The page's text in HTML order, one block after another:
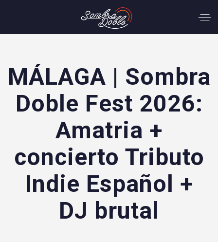
MÁLAGA | Sombra
Doble Fest 2026:
Amatria +
concierto Tributo
Indie Español +
DJ brutal